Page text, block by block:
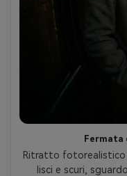
Ritratto fotorealistico
lisci e scuri,